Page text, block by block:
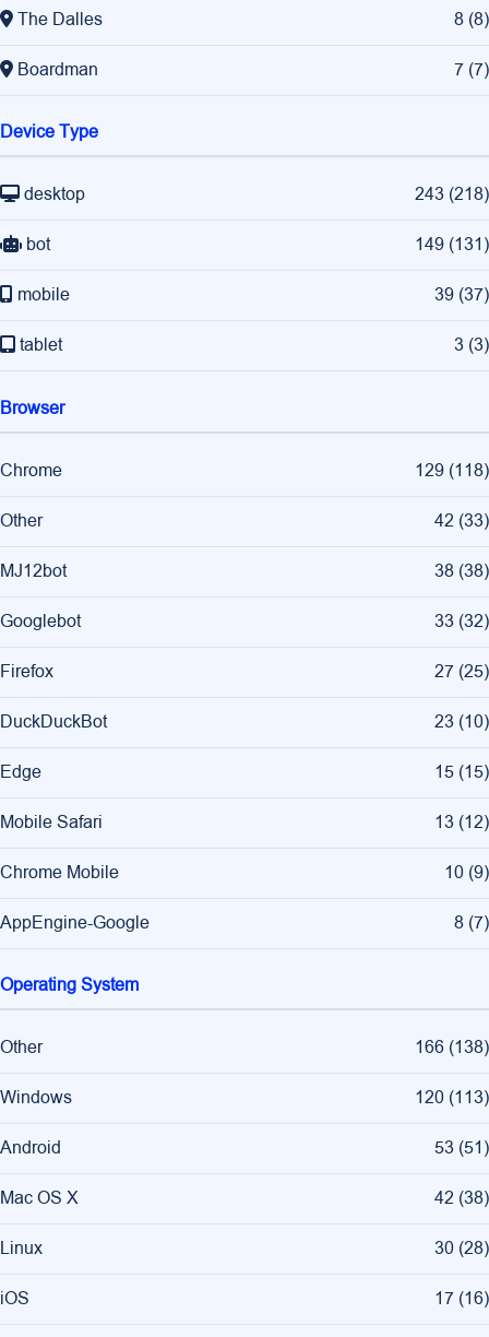
The Dalles 8 (8)
Boardman 7 (7)
Device Type
desktop 243 (218)
bot 149 (131)
mobile 39 (37)
tablet 3 (3)
Browser
Chrome 129 (118)
Other 42 (33)
MJ12bot 38 (38)
Googlebot 33 (32)
Firefox 27 (25)
DuckDuckBot 23 (10)
Edge 15 (15)
Mobile Safari 13 (12)
Chrome Mobile 10 (9)
AppEngine-Google 8 (7)
Operating System
Other 166 (138)
Windows 120 (113)
Android 53 (51)
Mac OS X 42 (38)
Linux 30 (28)
iOS 17 (16)